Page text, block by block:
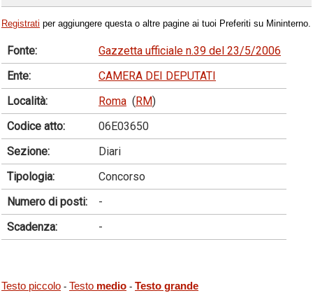
Registrati per aggiungere questa o altre pagine ai tuoi Preferiti su Mininterno.
Fonte:
Gazzetta ufficiale n.39 del 23/5/2006
Ente:
CAMERA DEI DEPUTATI
Località:
Roma (RM)
Codice atto:
06E03650
Sezione:
Diari
Tipologia:
Concorso
Numero di posti:
-
Scadenza:
-
Testo piccolo - Testo medio - Testo grande